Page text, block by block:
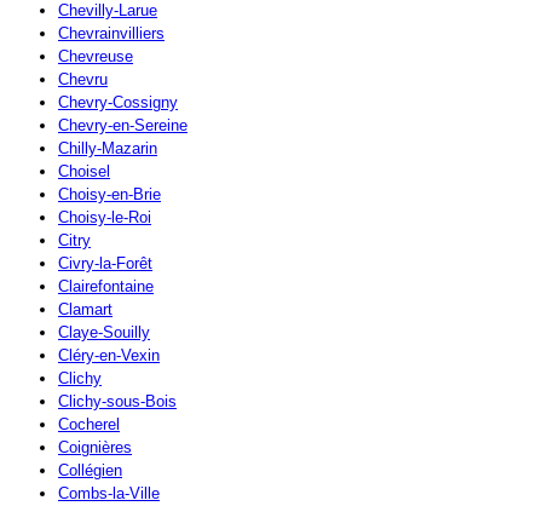
Chevilly-Larue
Chevrainvilliers
Chevreuse
Chevru
Chevry-Cossigny
Chevry-en-Sereine
Chilly-Mazarin
Choisel
Choisy-en-Brie
Choisy-le-Roi
Citry
Civry-la-Forêt
Clairefontaine
Clamart
Claye-Souilly
Cléry-en-Vexin
Clichy
Clichy-sous-Bois
Cocherel
Coignières
Collégien
Combs-la-Ville